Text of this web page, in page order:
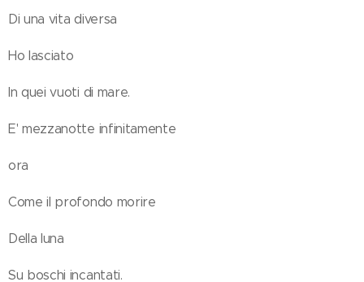
Di una vita diversa
Ho lasciato
In quei vuoti di mare.
E' mezzanotte infinitamente
ora
Come il profondo morire
Della luna
Su boschi incantati.